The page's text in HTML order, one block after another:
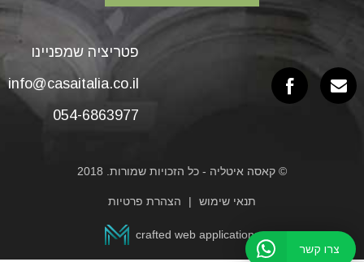
פטריציה שמפניינו
info@casaitalia.co.il
054-6863977
תנאי שימוש הצהרת פרטיות
© קאסה איטליה - כל הזכויות שמורות. 2018
crafted web applications
צרו קשר